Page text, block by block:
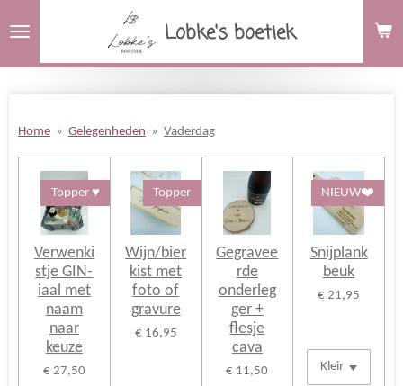
direct
Lobke's boetiek
Home » Gelegenheden » Vaderdag
Topper ♥️
Verwenki
stje GIN-
iaal met
naam
naar
keuze
€ 27,50
Topper
Wijn/bier
kist met
foto of
gravure
€ 16,95
Gegravee
rde
onderleg
ger +
flesje
cava
€ 11,50
NIEUW❤️
Snijplank
beuk
€ 21,95